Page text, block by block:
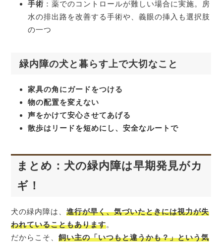
手術 ：薬でのコントロールが難しい場合に実施。房
水の排出路を改善する手術や、義眼の挿入も選択肢
の一つ
緑内障の犬と暮らす上で大切なこと
家具の角にガードをつける
物の配置を変えない
声をかけて安心させてあげる
散歩はリードを短めにし、安全なルートで
まとめ：犬の緑内障は早期発見がカ
ギ！
犬の緑内障は、進行が早く、気づいたときには視力が失
われていることもあります。
だからこそ、飼い主の「いつもと違うかも？」という気